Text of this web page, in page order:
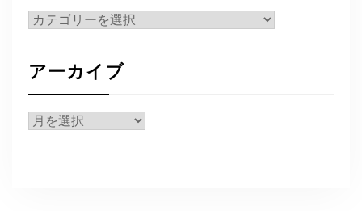
カ
リ
ー
アーカイブ
ア